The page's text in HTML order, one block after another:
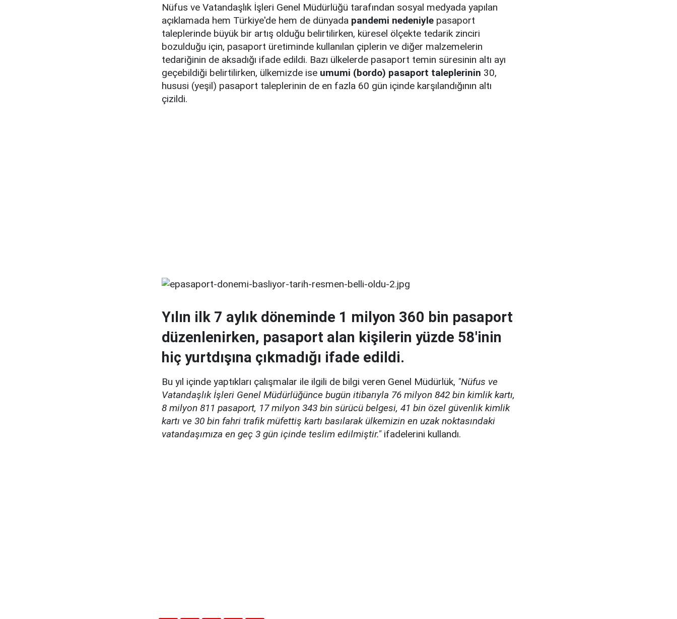
Nüfus ve Vatandaşlık İşleri Genel Müdürlüğü tarafından sosyal medyada yapılan
açıklamada hem Türkiye'de hem de dünyada pandemi nedeniyle pasaport
taleplerinde büyük bir artış olduğu belirtilirken, küresel ölçekte tedarik zinciri
bozulduğu için, pasaport üretiminde kullanılan çiplerin ve diğer malzemelerin
tedariğinin de aksadığı ifade edildi. Bazı ülkelerde pasaport temin süresinin altı ayı
geçebildiği belirtilirken, ülkemizde ise umumi (bordo) pasaport taleplerinin 30,
hususi (yeşil) pasaport taleplerinin de en fazla 60 gün içinde karşılandığının altı
çizildi.
Yılın ilk 7 aylık döneminde 1 milyon 360 bin pasaport
düzenlenirken, pasaport alan kişilerin yüzde 58'inin
hiç yurtdışına çıkmadığı ifade edildi.
Bu yıl içinde yaptıkları çalışmalar ile ilgili de bilgi veren Genel Müdürlük, "Nüfus ve
Vatandaşlık İşleri Genel Müdürlüğünce bugün itibarıyla 76 milyon 842 bin kimlik kartı,
8 milyon 811 pasaport, 17 milyon 343 bin sürücü belgesi, 41 bin özel güvenlik kimlik
kartı ve 30 bin fahri trafik müfettiş kartı basılarak ülkemizin en uzak noktasındaki
vatandaşımıza en geç 3 gün içinde teslim edilmiştir."ifadelerini kullandı.